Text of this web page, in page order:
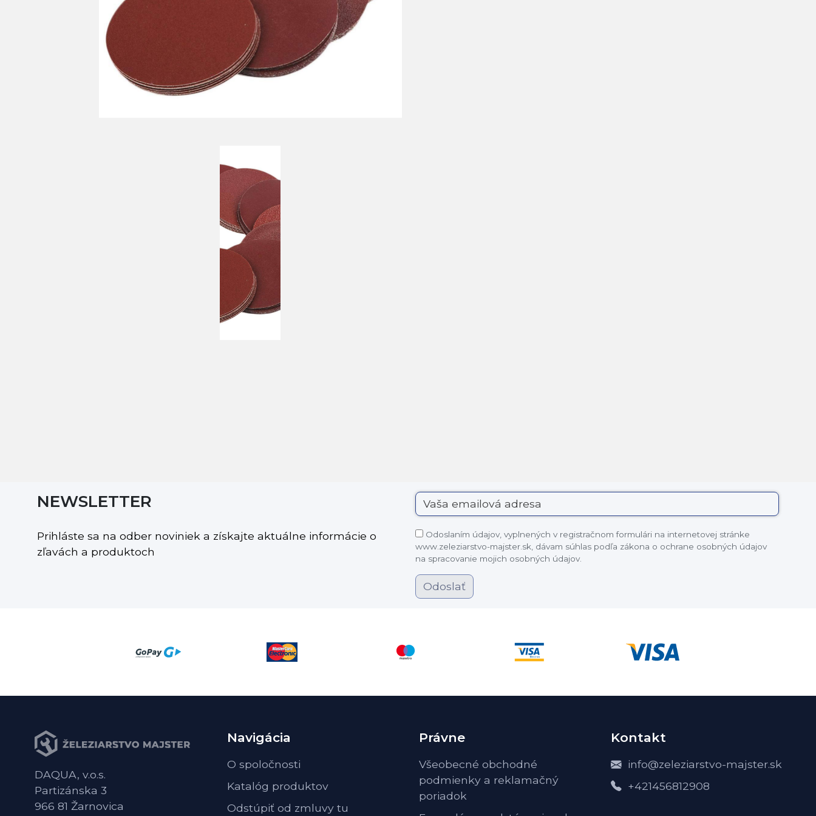
NEWSLETTER
Prihláste sa na odber noviniek a získajte aktuálne informácie o
zľavách a produktoch
Odoslaním údajov, vyplnených v registračnom formulári na internetovej stránke
www.zeleziarstvo-majster.sk, dávam súhlas podľa zákona o ochrane osobných údajov
na spracovanie mojich osobných údajov.
Odoslať
DAQUA, v.o.s.
Partizánska 3
966 81 Žarnovica
Navigácia
O spoločnosti
Katalóg produktov
Odstúpiť od zmluvy tu
Právne
Všeobecné obchodné
podmienky a reklamačný
poriadok
Kontakt
info@zeleziarstvo-majster.sk
+421456812908